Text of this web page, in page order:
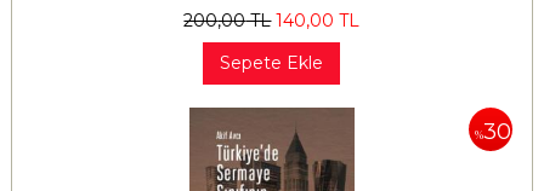
200,00TL 140,00 TL
Sepete Ekle
%30